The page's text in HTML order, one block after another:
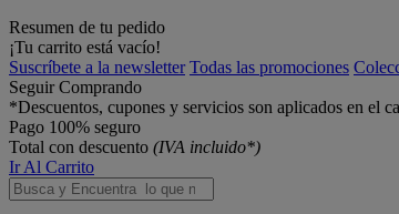
Resumen de tu pedido
¡Tu carrito está vacío!
Suscríbete a la newsletter Todas las promociones
Seguir Comprando
*Descuentos, cupones y servicios son aplicados en el
Pago 100% seguro
Total con descuento (IVA incluido*)
Ir Al Carrito